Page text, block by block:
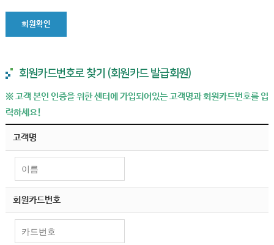
회원확인
회원카드번호로 찾기 (회원카드 발급회원)
※ 고객 본인 인증을 위한 센터에 가입되어있는 고객명과 회원카드번호를 입
력하세요!
고객명
회원카드번호